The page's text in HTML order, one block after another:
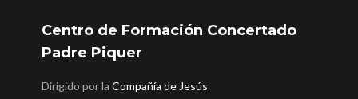
Centro de Formación Concertado
Padre Piquer
Dirigido por laCompañía de Jesús